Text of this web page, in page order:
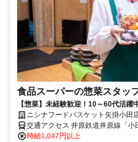
食品スーパーの惣菜スタッ
【惣菜】未経験歓迎！10～60代活躍
ニシナフードバスケット矢掛小田
交通アクセス 井原鉄道井原線「小
時給1,047円以上